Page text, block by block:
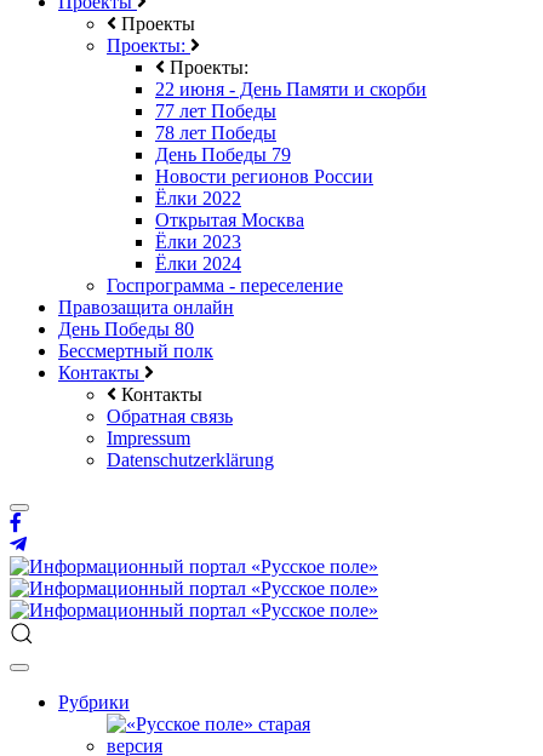
Проекты
Проекты:
Проекты:
22 июня - День Памяти и скорби
77 лет Победы
78 лет Победы
День Победы 79
Новости регионов России
Ёлки 2022
Открытая Москва
Ёлки 2023
Ёлки 2024
Госпрограмма - переселение
Правозащита онлайн
День Победы 80
Бессмертный полк
Контакты
Контакты
Обратная связь
Impressum
Datenschutzerklärung
Рубрики